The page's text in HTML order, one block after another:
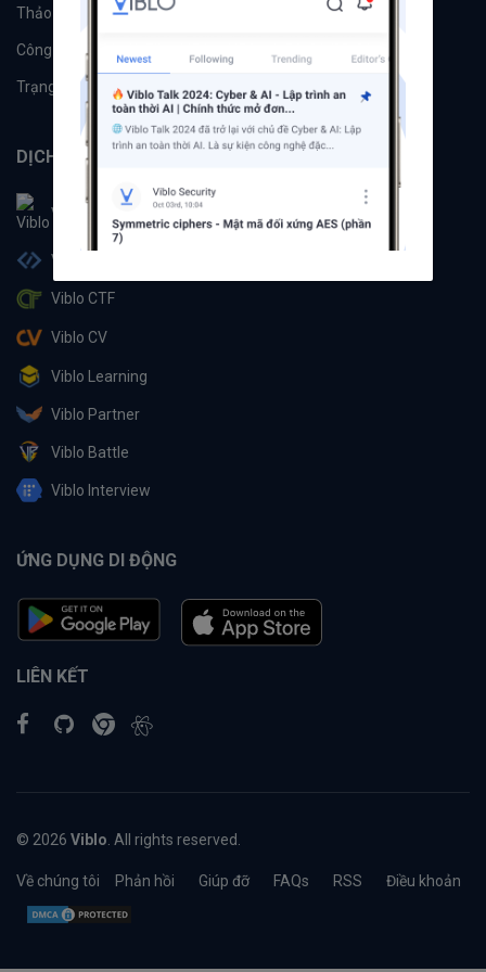
Thảo luận Đề xuất hệ thống
Công cụ
Trạng thái hệ thống
DỊCH VỤ
Viblo
Viblo Code
Viblo CTF
Viblo CV
Viblo Learning
Viblo Partner
Viblo Battle
Viblo Interview
ỨNG DỤNG DI ĐỘNG
LIÊN KẾT
© 2026 Viblo . All rights reserved.
Về chúng tôi Phản hồi Giúp đỡ FAQs RSS Điều khoản